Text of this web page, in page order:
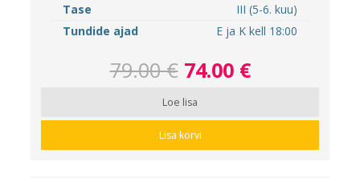
Tase
III (5-6. kuu)
Tundide ajad
E ja K kell 18:00
79.00 € 74.00 €
Loe lisa
Lisa korvi